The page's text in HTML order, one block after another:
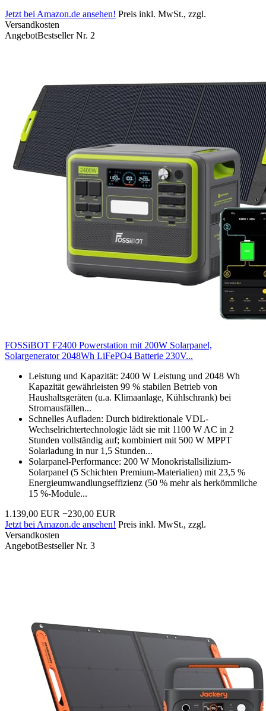
Jetzt bei Amazon.de ansehen! Preis inkl. MwSt., zzgl.
Versandkosten
AngebotBestseller Nr. 2
FOSSiBOT F2400 Powerstation mit 200W Solarpanel,
Solargenerator 2048Wh LiFePO4 Batterie 230V...
Leistung und Kapazität: 2400 W Leistung und 2048 Wh
Kapazität gewährleisten 99 % stabilen Betrieb von
Haushaltsgeräten (u.a. Klimaanlage, Kühlschrank) bei
Stromausfällen...
Schnelles Aufladen: Durch bidirektionale VDL-
Wechselrichtertechnologie lädt sie mit 1100 W AC in 2
Stunden vollständig auf; kombiniert mit 500 W MPPT
Solarladung in nur 1,5 Stunden...
Solarpanel-Performance: 200 W Monokristallsilizium-
Solarpanel (5 Schichten Premium-Materialien) mit 23,5 %
Energieumwandlungseffizienz (50 % mehr als herkömmliche
15 %-Module...
1.139,00 EUR −230,00 EUR
Jetzt bei Amazon.de ansehen! Preis inkl. MwSt., zzgl.
Versandkosten
AngebotBestseller Nr. 3